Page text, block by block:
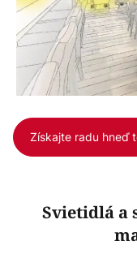
Získajte radu hneď
Svietidlá a